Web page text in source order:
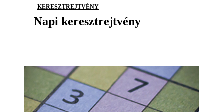
KERESZTREJTVÉNY
Napi keresztrejtvény